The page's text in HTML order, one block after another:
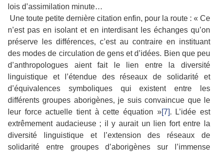
lois d’assimilation minute…
Une toute petite dernière citation enfin, pour la route : « Ce
n’est pas en isolant et en interdisant les échanges qu’on
préserve les différences, c’est au contraire en instituant
des modes de circulation de gens et d’idées. Bien que peu
d’anthropologues aient fait le lien entre la diversité
linguistique et l’étendue des réseaux de solidarité et
d’équivalences symboliques qui existent entre les
différents groupes aborigènes, je suis convaincue que le
leur force actuelle tient à cette équation »[7]. L’idée est
extrêmement audacieuse ; il y aurait un lien fort entre la
diversité linguistique et l’extension des réseaux de
solidarité entre groupes d’aborigènes sur l’immense